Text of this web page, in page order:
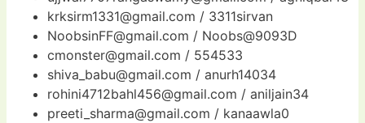
krksirm1331@gmail.com / 3311sirvan
NoobsinFF@gmail.com / Noobs@9093D
cmonster@gmail.com / 554533
shiva_babu@gmail.com / anurh14034
rohini4712bahl456@gmail.com / aniljain34
preeti_sharma@gmail.com / kanaawla0